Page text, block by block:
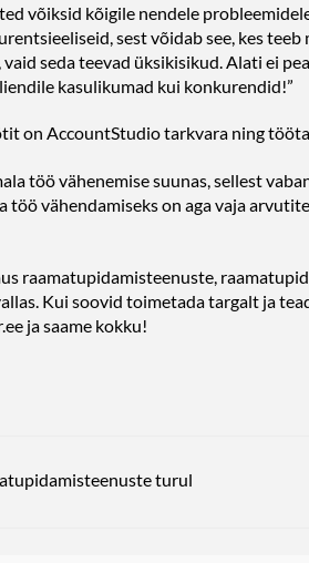
võiksid kõigile nendele
sest võidab see, kes
seda teevad üksikisikud. Alati ei
kasulikumad kui konkurendid!”
on AccountStudio tarkvara ning
töö vähenemise suunas, sellest
töö vähendamiseks on aga vaja
raamatupidamisteenuste,
Kui soovid toimetada targalt ja
ja saame kokku!
turul